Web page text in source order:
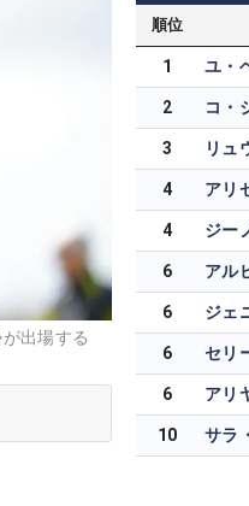
出場する
順位
1 ユ・
2 コ・
3 リュ
4 アリ
4
6
6
6 セリ
6
10